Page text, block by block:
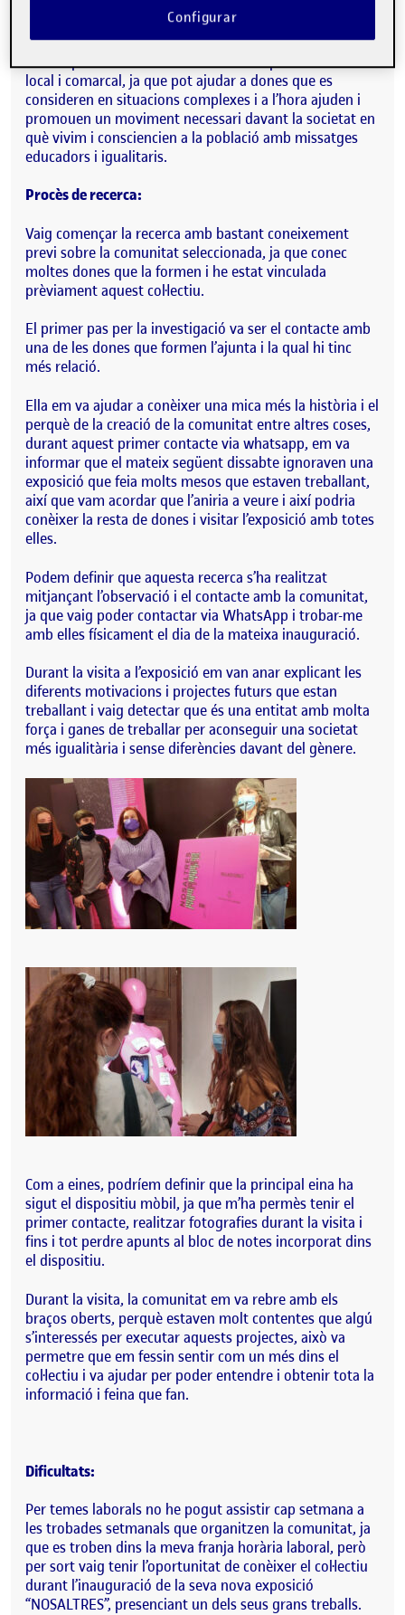
organitzen al poble mensualment.
Penso que és una comunitat molt enriquidora en l’àmbit
local i comarcal, ja que pot ajudar a dones que es
consideren en situacions complexes i a l’hora ajuden i
promouen un moviment necessari davant la societat en
què vivim i consciencien a la població amb missatges
educadors i igualitaris.
Procès de recerca:
Vaig començar la recerca amb bastant coneixement
previ sobre la comunitat seleccionada, ja que conec
moltes dones que la formen i he estat vinculada
prèviament aquest col·lectiu.
El primer pas per la investigació va ser el contacte amb
una de les dones que formen l’ajunta i la qual hi tinc
més relació.
Ella em va ajudar a conèixer una mica més la història i el
perquè de la creació de la comunitat entre altres coses,
durant aquest primer contacte via whatsapp, em va
informar que el mateix següent dissabte ignoraven una
exposició que feia molts mesos que estaven treballant,
així que vam acordar que l’aniria a veure i així podria
conèixer la resta de dones i visitar l’exposició amb totes
elles.
Podem definir que aquesta recerca s’ha realitzat
mitjançant l’observació i el contacte amb la comunitat,
ja que vaig poder contactar via WhatsApp i trobar-me
amb elles físicament el dia de la mateixa inauguració.
Durant la visita a l’exposició em van anar explicant les
diferents motivacions i projectes futurs que estan
treballant i vaig detectar que és una entitat amb molta
força i ganes de treballar per aconseguir una societat
més igualitària i sense diferències davant del gènere.
Com a eines, podríem definir que la principal eina ha
sigut el dispositiu mòbil, ja que m’ha permès tenir el
primer contacte, realitzar fotografies durant la visita i
fins i tot perdre apunts al bloc de notes incorporat dins
el dispositiu.
Durant la visita, la comunitat em va rebre amb els
braços oberts, perquè estaven molt contentes que algú
s’interessés per executar aquests projectes, això va
permetre que em fessin sentir com un més dins el
col·lectiu i va ajudar per poder entendre i obtenir tota la
informació i feina que fan.
Dificultats:
Per temes laborals no he pogut assistir cap setmana a
les trobades setmanals que organitzen la comunitat, ja
que es troben dins la meva franja horària laboral, però
per sort vaig tenir l’oportunitat de conèixer el col·lectiu
durant l’inauguració de la seva nova exposició
“NOSALTRES”, presenciant un dels seus grans treballs.
Configurar